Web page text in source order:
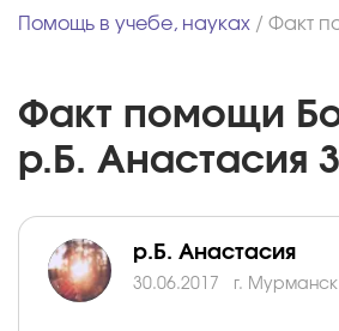
Помощь в учебе, науках / Факт
Факт помощи
р.Б. Анастасия
р.Б. Анастасия
30.06.2017 г. Мурманск